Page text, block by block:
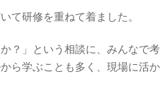
て研修を重ねて着ました。
？」という相談に、みんなで
ら学ぶことも多く、現場に活